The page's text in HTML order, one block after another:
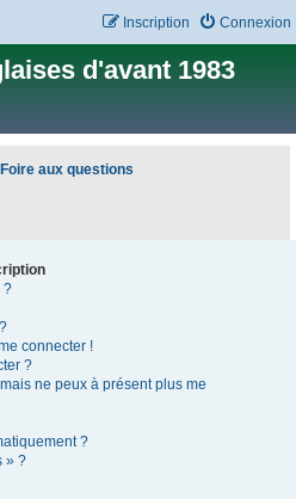
Connexion
Inscription
d'avant 1983
Foire aux questions
?
connecter !
?
ne peux à présent plus me
?
» ?